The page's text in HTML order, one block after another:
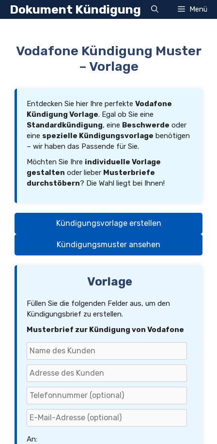
Zum
InhaltDokument Kündigung Menü
Vodafone Kündigung Muster
– Vorlage
Entdecken Sie hier Ihre perfekte Vodafone
Kündigung Vorlage. Egal ob Sie eine
Standardkündigung, eine Beschwerde oder
eine spezielle Kündigungsvorlage benötigen
– wir haben das Passende für Sie.
Möchten Sie Ihre individuelle Vorlage
gestalten oder lieber Musterbriefe
durchstöbern? Die Wahl liegt bei Ihnen!
Kündigungsvorlage erstellen
Kündigungsmuster ansehen
Vorlage
Füllen Sie die folgenden Felder aus, um den
Kündigungsbrief zu erstellen.
Musterbrief zur Kündigung von Vodafone
An: